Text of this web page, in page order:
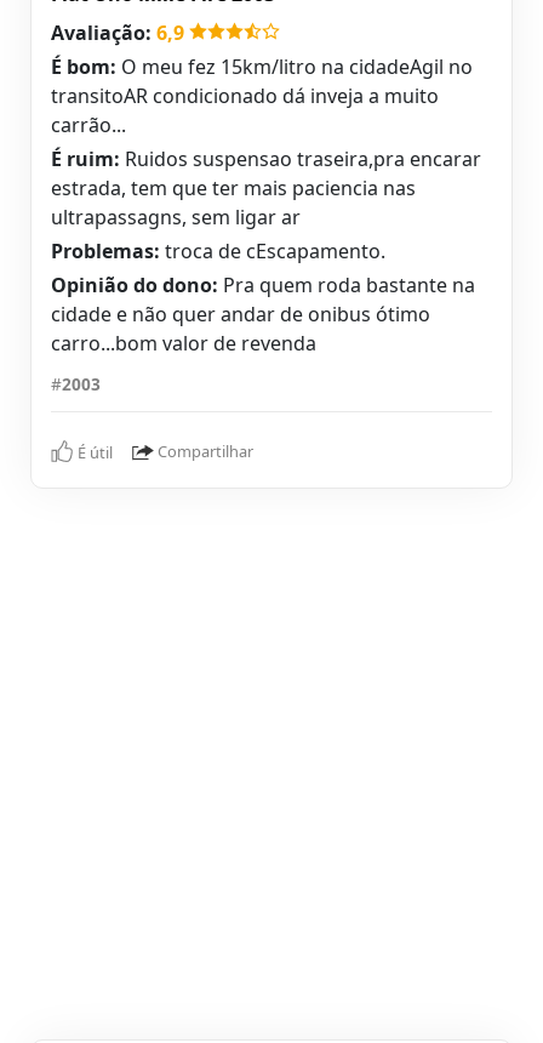
Avaliação: 6,9
É bom: O meu fez 15km/litro na cidadeAgil no
transitoAR condicionado dá inveja a muito
carrão...
É ruim: Ruidos suspensao traseira,pra encarar
estrada, tem que ter mais paciencia nas
ultrapassagns, sem ligar ar
Problemas: troca de cEscapamento.
Opinião do dono: Pra quem roda bastante na
cidade e não quer andar de onibus ótimo
carro...bom valor de revenda
#2003
É útil Compartilhar